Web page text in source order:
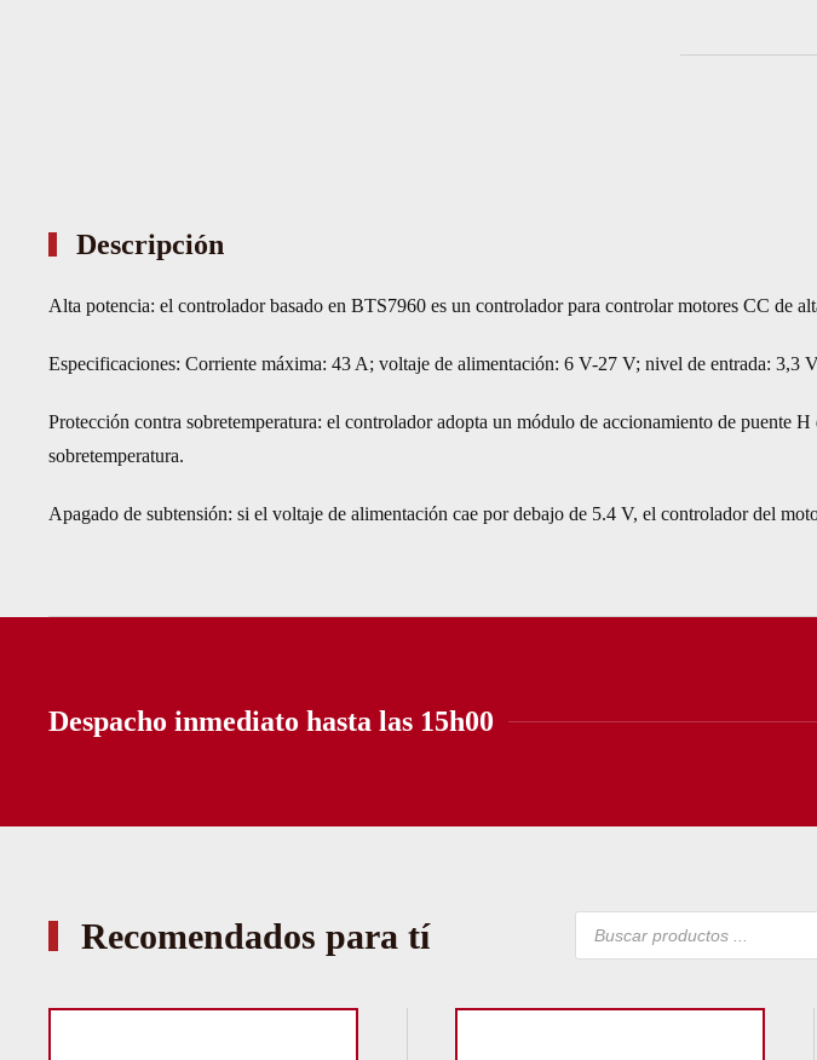
Descripción
Alta potencia: el controlador basado en BTS7960 es un controlador para controlar motores CC de
Especificaciones: Corriente máxima: 43 A; voltaje de alimentación: 6 V-27 V; nivel de entrada: 3,3
Protección contra sobretemperatura: el controlador adopta un módulo de accionamiento de puente
sobretemperatura.
Apagado de subtensión: si el voltaje de alimentación cae por debajo de 5.4 V, el controlador del
Despacho inmediato hasta las 15h00
Recomendados para tí
Búsqueda
productos